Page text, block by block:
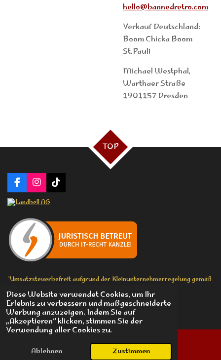
Diese Website verwendet Cookies, um Ihr
Erlebnis zu verbessern und maßgeschneiderte
Werbung anzuzeigen. Indem Sie auf
„Akzeptieren“ klicken, stimmen Sie der
Verwendung aller Cookies zu.
Ablehnen Zustimmen
hello@bannedretro.com
Verkauf Deutschland:
Boom Chicka Boom
St.Pauli
Michael Westphal,
Warthaer Straße
1901157 Dresden
TOP
F
a
c
b
o
I
n
s
a
r
a
m
T
i
o
"Umsatzsteuerbefreit aufgrund der Kleinunternehmerregelung gemäß
§ 19 UStG."
© 2026 Boom Chicka Boom St.Pauli - Michael Westphal
Mit Unterstützung vonWebador
E-Mail